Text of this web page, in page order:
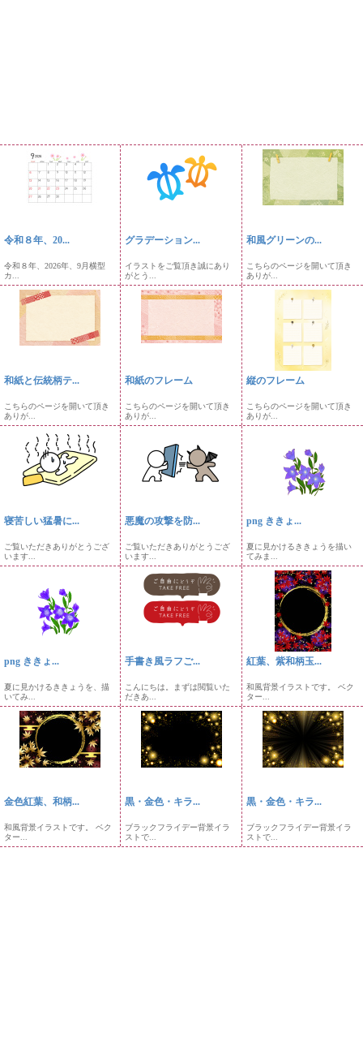
令和８年、20...
令和８年、2026年、9月横型
カ...
グラデーション...
イラストをご覧頂き誠にあり
がとう...
和風グリーンの...
こちらのページを開いて頂き
ありが...
和紙と伝統柄テ...
こちらのページを開いて頂き
ありが...
和紙のフレーム
こちらのページを開いて頂き
ありが...
縦のフレーム
こちらのページを開いて頂き
ありが...
寝苦しい猛暑に...
ご覧いただきありがとうござ
います...
悪魔の攻撃を防...
ご覧いただきありがとうござ
います...
png ききょ...
夏に見かけるききょうを描い
てみま...
png ききょ...
夏に見かけるききょうを、描
いてみ...
手書き風ラフご...
こんにちは。まずは閲覧いた
だきあ...
紅葉、紫和柄玉...
和風背景イラストです。 ベク
ター...
金色紅葉、和柄...
和風背景イラストです。 ベク
ター...
黒・金色・キラ...
ブラックフライデー背景イラ
ストで...
黒・金色・キラ...
ブラックフライデー背景イラ
ストで...